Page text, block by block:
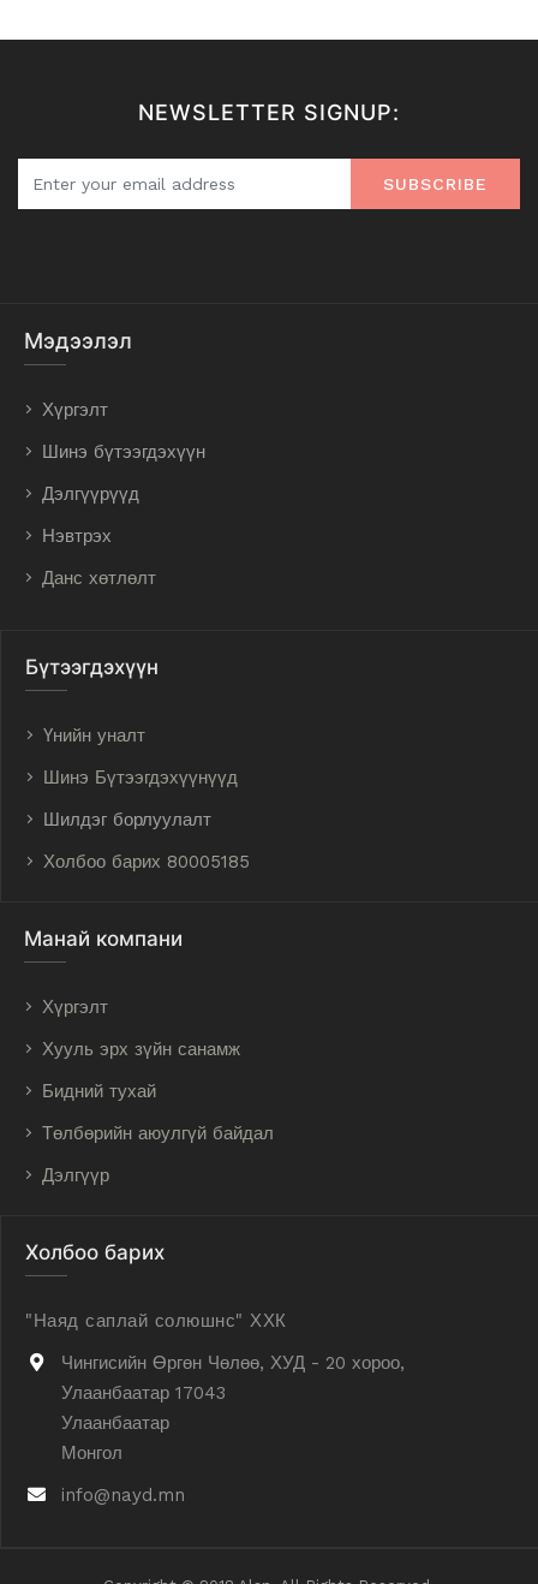
NEWSLETTER SIGNUP:
SUBSCRIBE
Мэдээлэл
Хүргэлт
Шинэ бүтээгдэхүүн
Дэлгүүрүүд
Нэвтрэх
Данс хөтлөлт
Бүтээгдэхүүн
Үнийн уналт
Шинэ Бүтээгдэхүүнүүд
Шилдэг борлуулалт
Холбоо барих 80005185
Манай компани
Хүргэлт
Хууль эрх зүйн санамж
Бидний тухай
Төлбөрийн аюулгүй байдал
Дэлгүүр
Холбоо барих
"Наяд саплай солюшнс" ХХК
Чингисийн Өргөн Чөлөө, ХУД - 20 хороо,
Улаанбаатар 17043
Улаанбаатар
Монгол
info@nayd.mn